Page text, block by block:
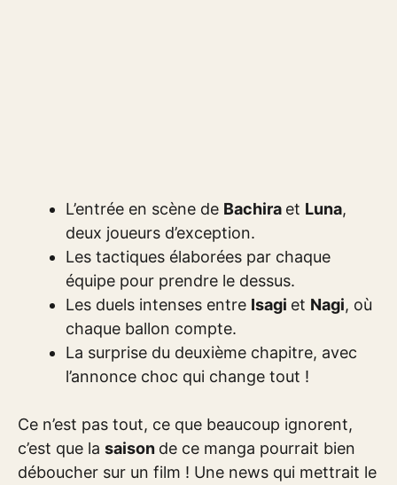
L’entrée en scène de Bachira et Luna,
deux joueurs d’exception.
Les tactiques élaborées par chaque
équipe pour prendre le dessus.
Les duels intenses entre Isagi et Nagi, où
chaque ballon compte.
La surprise du deuxième chapitre, avec
l’annonce choc qui change tout !
Ce n’est pas tout, ce que beaucoup ignorent,
c’est que la saison de ce manga pourrait bien
déboucher sur un film ! Une news qui mettrait le